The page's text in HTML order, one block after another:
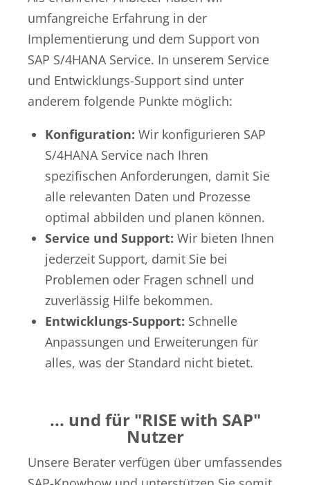
umfangreiche Erfahrung in der
Implementierung und dem Support von
SAP S/4HANA Service. In unserem Service
und Entwicklungs-Support sind unter
anderem folgende Punkte möglich:
Konfiguration: Wir konfigurieren SAP
S/4HANA Service nach Ihren
spezifischen Anforderungen, damit Sie
alle relevanten Daten und Prozesse
optimal abbilden und planen können.
Service und Support: Wir bieten Ihnen
jederzeit Support, damit Sie bei
Problemen oder Fragen schnell und
zuverlässig Hilfe bekommen.
Entwicklungs-Support: Schnelle
Anpassungen und Erweiterungen für
alles, was der Standard nicht bietet.
... und für "RISE with SAP"
Nutzer
Unsere Berater verfügen über umfassendes